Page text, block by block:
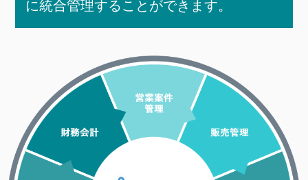
に統合管理することができます。